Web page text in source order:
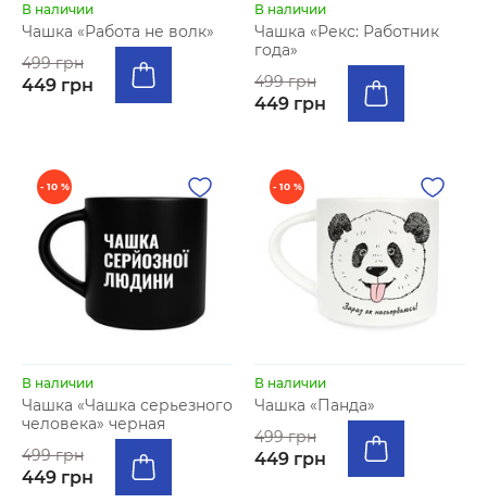
В наличии
Чашка «Работа не волк»
499 грн
449 грн
В наличии
Чашка «Рекс: Работник
года»
499 грн
449 грн
- 10 %
В наличии
Чашка «Чашка серьезного
человека» черная
499 грн
449 грн
- 10 %
В наличии
Чашка «Панда»
499 грн
449 грн